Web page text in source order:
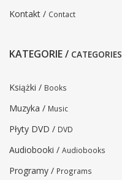
Kontakt / Contact
KATEGORIE / CATEGORIES
Książki / Books
Muzyka / Music
Płyty DVD / DVD
Audiobooki / Audiobooks
Programy / Programs